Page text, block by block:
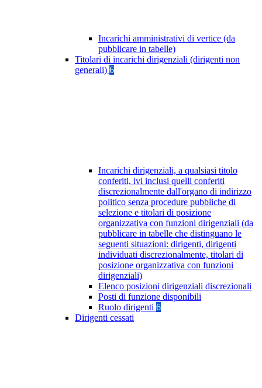
Incarichi amministrativi di vertice (da
pubblicare in tabelle)
Titolari di incarichi dirigenziali (dirigenti non
generali) 6
Incarichi dirigenziali, a qualsiasi titolo
conferiti, ivi inclusi quelli conferiti
discrezionalmente dall'organo di indirizzo
politico senza procedure pubbliche di
selezione e titolari di posizione
organizzativa con funzioni dirigenziali (da
pubblicare in tabelle che distinguano le
seguenti situazioni: dirigenti, dirigenti
individuati discrezionalmente, titolari di
posizione organizzativa con funzioni
dirigenziali)
Elenco posizioni dirigenziali discrezionali
Posti di funzione disponibili
Ruolo dirigenti 6
Dirigenti cessati